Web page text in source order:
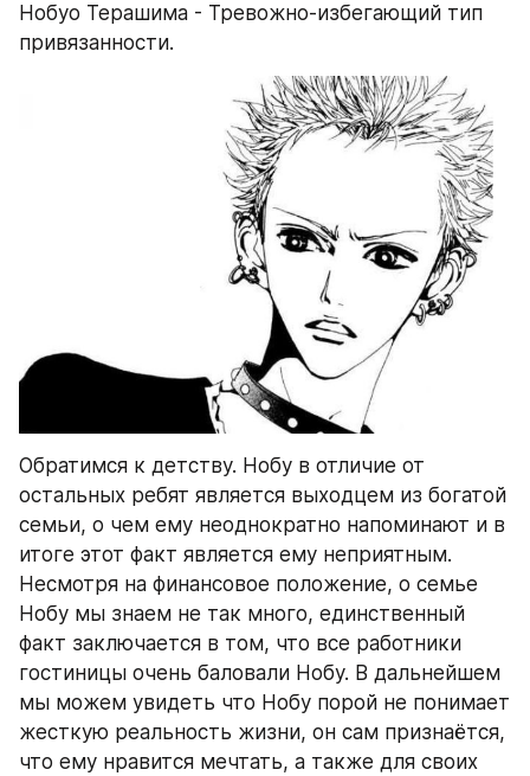
Нобуо Терашима - Тревожно-избегающий тип
привязанности.
Обратимся к детству. Нобу в отличие от
остальных ребят является выходцем из богатой
семьи, о чем ему неоднократно напоминают и в
итоге этот факт является ему неприятным.
Несмотря на финансовое положение, о семье
Нобу мы знаем не так много, единственный
факт заключается в том, что все работники
гостиницы очень баловали Нобу. В дальнейшем
мы можем увидеть что Нобу порой не понимает
жесткую реальность жизни, он сам признаётся,
что ему нравится мечтать, а также для своих